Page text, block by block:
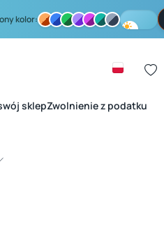
kolor:
sklepZwolnienie z podatku